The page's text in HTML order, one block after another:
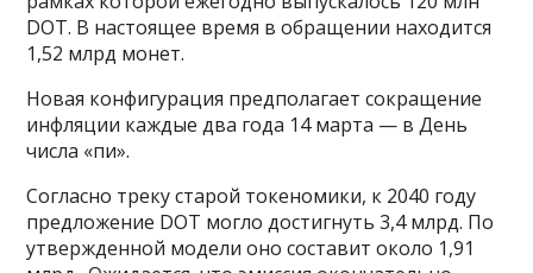
DOT. В настоящее время в обращении находится
1,52 млрд монет.
Новая конфигурация предполагает сокращение
инфляции каждые два года 14 марта — в День
числа «пи».
Согласно треку старой токеномики, к 2040 году
предложение DOT могло достигнуть 3,4 млрд. По
утвержденной модели оно составит около 1,91